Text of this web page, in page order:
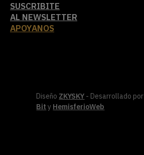
SUSCRIBITE
AL NEWSLETTER
APOYANOS
Diseño ZKYSKY - Desarrollado por
Bit y HemisferioWeb